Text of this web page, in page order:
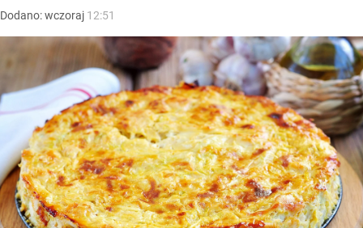
Dodano:wczoraj 12:51